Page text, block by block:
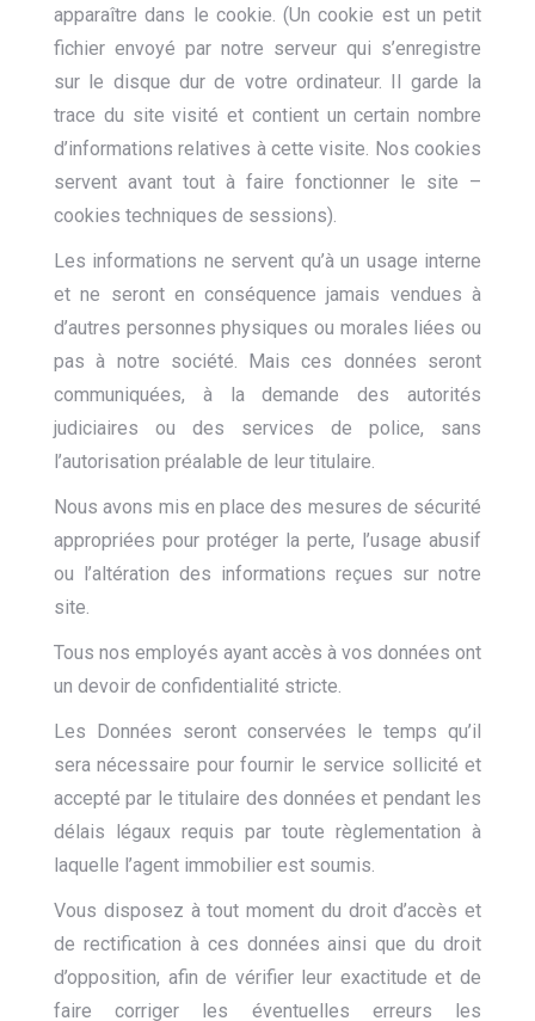
apparaître dans le cookie. (Un cookie est un petit
fichier envoyé par notre serveur qui s’enregistre
sur le disque dur de votre ordinateur. Il garde la
trace du site visité et contient un certain nombre
d’informations relatives à cette visite. Nos cookies
servent avant tout à faire fonctionner le site –
cookies techniques de sessions).
Les informations ne servent qu’à un usage interne
et ne seront en conséquence jamais vendues à
d’autres personnes physiques ou morales liées ou
pas à notre société. Mais ces données seront
communiquées, à la demande des autorités
judiciaires ou des services de police, sans
l’autorisation préalable de leur titulaire.
Nous avons mis en place des mesures de sécurité
appropriées pour protéger la perte, l’usage abusif
ou l’altération des informations reçues sur notre
site.
Tous nos employés ayant accès à vos données ont
un devoir de confidentialité stricte.
Les Données seront conservées le temps qu’il
sera nécessaire pour fournir le service sollicité et
accepté par le titulaire des données et pendant les
délais légaux requis par toute règlementation à
laquelle l’agent immobilier est soumis.
Vous disposez à tout moment du droit d’accès et
de rectification à ces données ainsi que du droit
d’opposition, afin de vérifier leur exactitude et de
faire corriger les éventuelles erreurs les